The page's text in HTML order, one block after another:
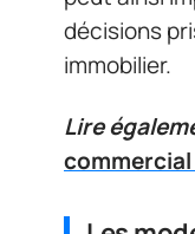
décisions
immobilier.
Lire